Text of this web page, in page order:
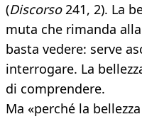
(Discorso241, 2). La
muta che rimanda
basta vedere: serve
interrogare. La
di comprendere.
Ma «perché la